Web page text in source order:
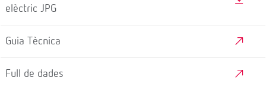
elèctric JPG
Guia Tècnica
Full de dades